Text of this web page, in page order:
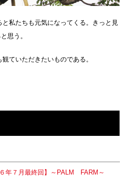
私たちも元気になってくる。きっと見
思う。
ていただきたいものである。
年７月最終回】～PALM FARM～